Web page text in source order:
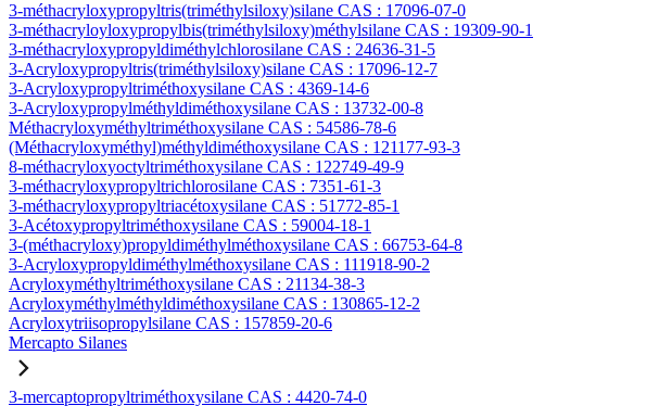
3-méthacryloxypropyltris(triméthylsiloxy)silane CAS : 17096-07-0
3-méthacryloyloxypropylbis(triméthylsiloxy)méthylsilane CAS : 19309-90-1
3-méthacryloxypropyldiméthylchlorosilane CAS : 24636-31-5
3-Acryloxypropyltris(triméthylsiloxy)silane CAS : 17096-12-7
3-Acryloxypropyltriméthoxysilane CAS : 4369-14-6
3-Acryloxypropylméthyldiméthoxysilane CAS : 13732-00-8
Méthacryloxyméthyltriméthoxysilane CAS : 54586-78-6
(Méthacryloxyméthyl)méthyldiméthoxysilane CAS : 121177-93-3
8-méthacryloxyoctyltriméthoxysilane CAS : 122749-49-9
3-méthacryloxypropyltrichlorosilane CAS : 7351-61-3
3-méthacryloxypropyltriacétoxysilane CAS : 51772-85-1
3-Acétoxypropyltriméthoxysilane CAS : 59004-18-1
3-(méthacryloxy)propyldiméthylméthoxysilane CAS : 66753-64-8
3-Acryloxypropyldiméthylméthoxysilane CAS : 111918-90-2
Acryloxyméthyltriméthoxysilane CAS : 21134-38-3
Acryloxyméthylméthyldiméthoxysilane CAS : 130865-12-2
Acryloxytriisopropylsilane CAS : 157859-20-6
Mercapto Silanes
3-mercaptopropyltriméthoxysilane CAS : 4420-74-0